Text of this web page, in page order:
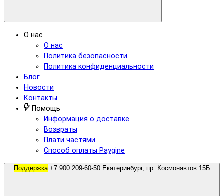
О нас
О нас
Политика безопасности
Политика конфиденциальности
Блог
Новости
Контакты
Помощь
Информация о доставке
Возвраты
Плати частями
Способ оплаты Paygine
Поддержка